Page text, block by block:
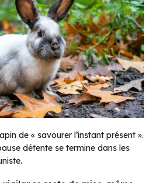
de « savourer l’instant présent ».
détente se termine dans les